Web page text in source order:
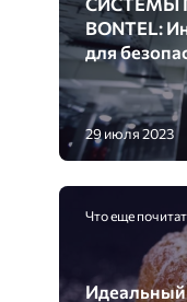
BONTEL:
для
29 июля 2023
Что еще
Идеальный